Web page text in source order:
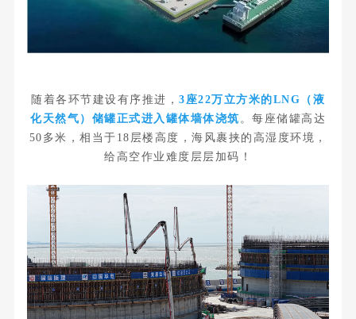
随着各环节建设有序推进， 3座22万立方米的LNG（液
化天然气）储罐正式进入罐体墙体浇筑 。每座储罐高达
50多米，相当于18层楼高度，海风裹挟的高湿度环境，
给高空作业难度层层加码！